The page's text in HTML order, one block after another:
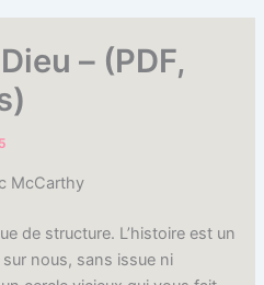
– (PDF,
McCarthy
de structure. L’histoire est un
nous, sans issue ni